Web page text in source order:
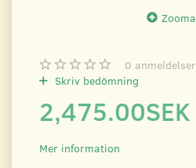
Zooma
0 anmeldelser
Skriv bedömning
2,475.00SEK
Mer information